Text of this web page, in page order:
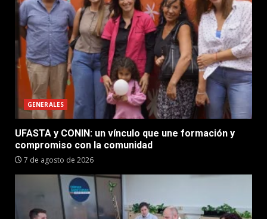
GENERALES
UFASTA y CONIN: un vínculo que une formación y
compromiso con la comunidad
7 de agosto de 2026